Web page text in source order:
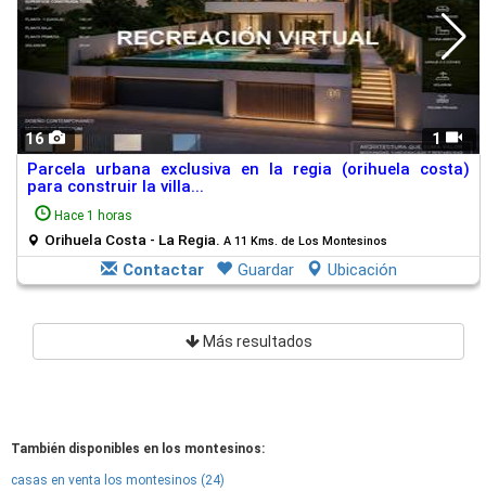
16
1
Parcela urbana exclusiva en la regia (orihuela costa)
para construir la villa...
Hace 1 horas
Orihuela Costa - La Regia. A 11 Kms. de Los Montesinos
Contactar Guardar Ubicación
Más resultados
También disponibles en los montesinos:
casas en venta los montesinos (24)